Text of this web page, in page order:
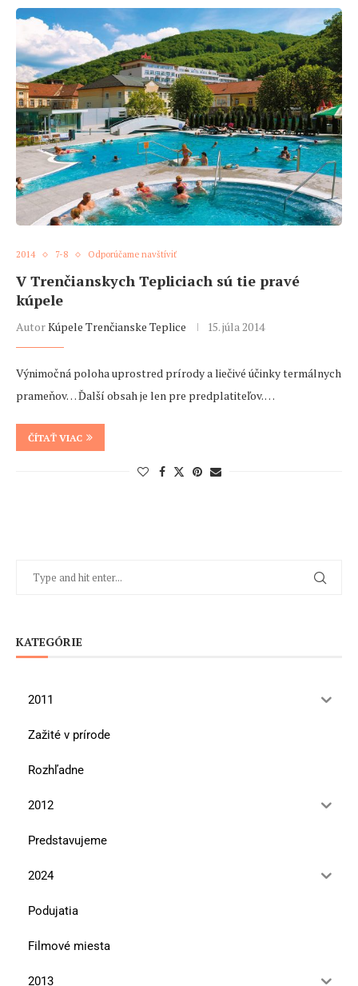
2014 7-8 Odporúčame navštíviť
V Trenčianskych Tepliciach sú tie pravé
kúpele
AutorKúpele Trenčianske Teplice 15. júla 2014
Výnimočná poloha uprostred prírody a liečivé účinky termálnych
prameňov… Ďalší obsah je len pre predplatiteľov. …
ČÍTAŤ VIAC
KATEGÓRIE
2011
Zažité v prírode
Rozhľadne
2012
Predstavujeme
2024
Podujatia
Filmové miesta
2013